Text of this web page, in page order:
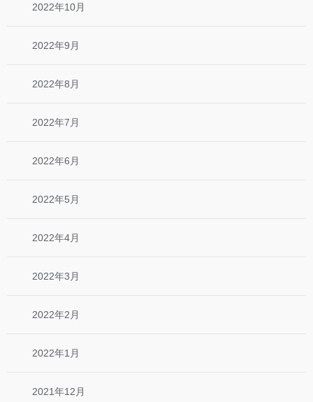
2022年10月
2022年9月
2022年8月
2022年7月
2022年6月
2022年5月
2022年4月
2022年3月
2022年2月
2022年1月
2021年12月